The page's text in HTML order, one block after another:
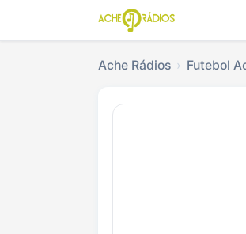
Ache Rádios Futebol
Ouvir